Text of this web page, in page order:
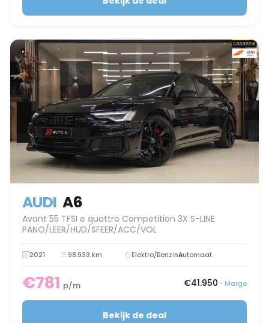
AUDI A6
Avant 55 TFSI e quattro Competition 3X S-LINE
PANO/LEER/HUD/SFEER/ACC/VOL
2021 98.933 km Elektro/BenzineAutomaat
€781 p/m €41.950 • Marge
Bekijk de deal